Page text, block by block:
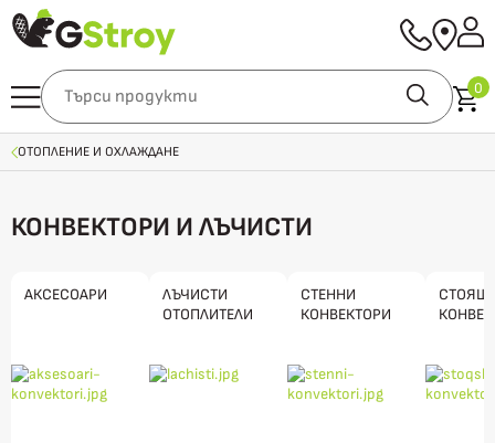
0
ОТОПЛЕНИЕ И ОХЛАЖДАНЕ
КОНВЕКТОРИ И ЛЪЧИСТИ
АКСЕСОАРИ
ЛЪЧИСТИ
ОТОПЛИТЕЛИ
СТЕННИ
КОНВЕКТОРИ